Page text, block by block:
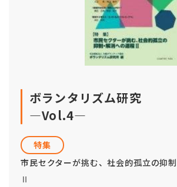
ボランタリズム研究
―Vol.4―
特集
市民セクターが挑む、社会的孤立の抑
Ⅱ